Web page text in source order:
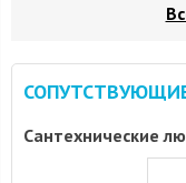
Сантехнические